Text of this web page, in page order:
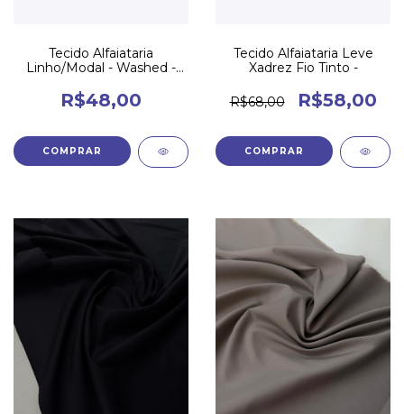
Tecido Alfaiataria
Linho/Modal - Washed -
R$48,00
Tecido Alfaiataria Leve
Xadrez Fio Tinto -
R$68,00 R$58,00